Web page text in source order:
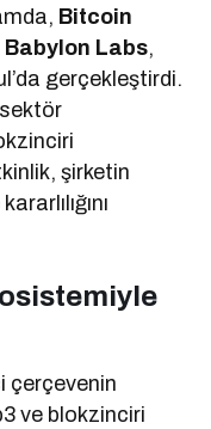
Bitcoin
Labs,
gerçekleştirdi.
şirketin
çerçevenin
ve blokzinciri